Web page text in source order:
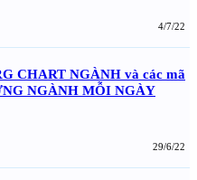
4/7/22
CHART NGÀNH và các mã
NGÀNH MỖI NGÀY
29/6/22